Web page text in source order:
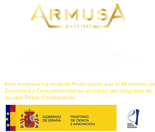
Esta empresa ha recibido financiación por el Ministerio de
Economía y Competitividad en el marco del programa de
ayudas Retos-Colaboración.